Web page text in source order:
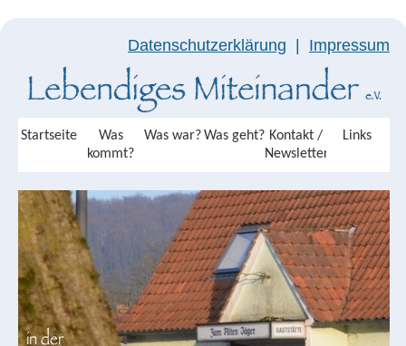
Datenschutzerklärung Impressum
Startseite
Was
kommt?
Was war? Was geht? Kontakt /
Newsletter
Links